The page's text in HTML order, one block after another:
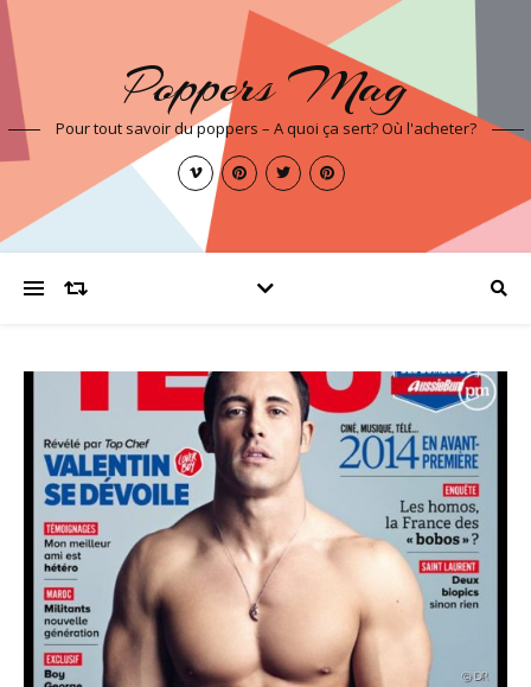
Poppers Mag
Pour tout savoir du poppers – A quoi ça sert? Où l'acheter?